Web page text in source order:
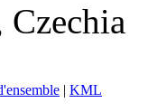
Czechia
| KML